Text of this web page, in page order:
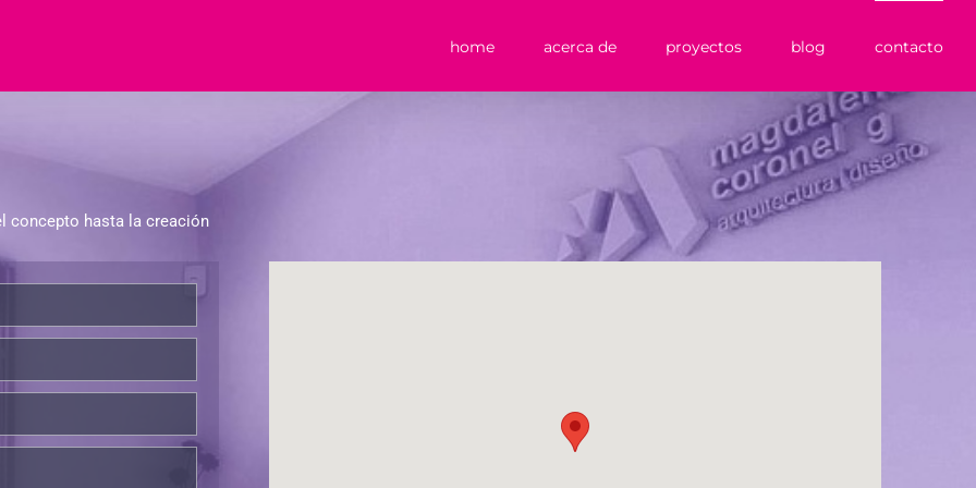
home acerca de proyectos blog contacto
concepto hasta la creación